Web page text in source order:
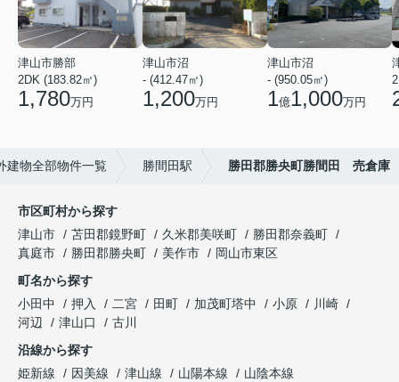
津山市勝部
2DK (183.82㎡)
1,780万円
津山市沼
- (412.47㎡)
1,200万円
津山市沼
- (950.05㎡)
1億1,000万円
建物全部物件一覧 勝間田駅 勝田郡勝央町勝間田 売倉庫
市区町村から探す
津山市
苫田郡鏡野町 久米郡美咲町
勝田郡奈義町
真庭市
勝田郡勝央町 美作市
岡山市東区
町名から探す
小田中
押入 二宮 田町 加茂町塔中 小原
川崎
河辺
津山口
古川
沿線から探す
姫新線
因美線 津山線 山陽本線
山陰本線